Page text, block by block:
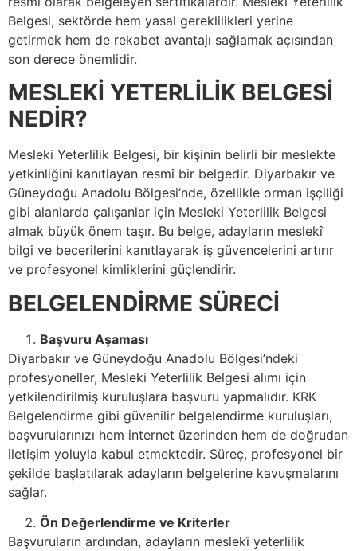
Belgesi, sektörde hem yasal gereklilikleri yerine
getirmek hem de rekabet avantajı sağlamak açısından
son derece önemlidir.
MESLEKİ YETERLİLİK BELGESİ
NEDİR?
Mesleki Yeterlilik Belgesi, bir kişinin belirli bir meslekte
yetkinliğini kanıtlayan resmî bir belgedir. Diyarbakır ve
Güneydoğu Anadolu Bölgesi’nde, özellikle orman işçiliği
gibi alanlarda çalışanlar için Mesleki Yeterlilik Belgesi
almak büyük önem taşır. Bu belge, adayların meslekî
bilgi ve becerilerini kanıtlayarak iş güvencelerini artırır
ve profesyonel kimliklerini güçlendirir.
BELGELENDİRME SÜRECİ
Başvuru Aşaması
Diyarbakır ve Güneydoğu Anadolu Bölgesi’ndeki
profesyoneller, Mesleki Yeterlilik Belgesi alımı için
yetkilendirilmiş kuruluşlara başvuru yapmalıdır. KRK
Belgelendirme gibi güvenilir belgelendirme kuruluşları,
başvurularınızı hem internet üzerinden hem de doğrudan
iletişim yoluyla kabul etmektedir. Süreç, profesyonel bir
şekilde başlatılarak adayların belgelerine kavuşmalarını
sağlar.
Ön Değerlendirme ve Kriterler
Başvuruların ardından, adayların meslekî yeterlilik